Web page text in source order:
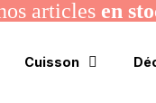
articlesen
Cuisson